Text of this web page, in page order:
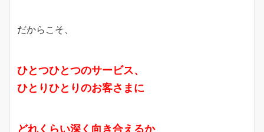
だからこそ、
ひとつひとつのサービス、
ひとりひとりのお客さまに
どれくらい深く向き合えるか